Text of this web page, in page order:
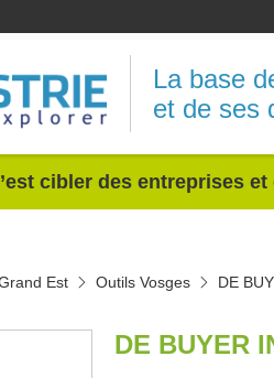
La base
et de ses
cibler des entreprises
Est Outils Vosges DE
DE BUYER